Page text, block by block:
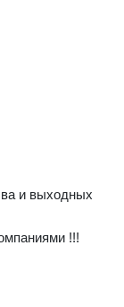
и выходных
!!!